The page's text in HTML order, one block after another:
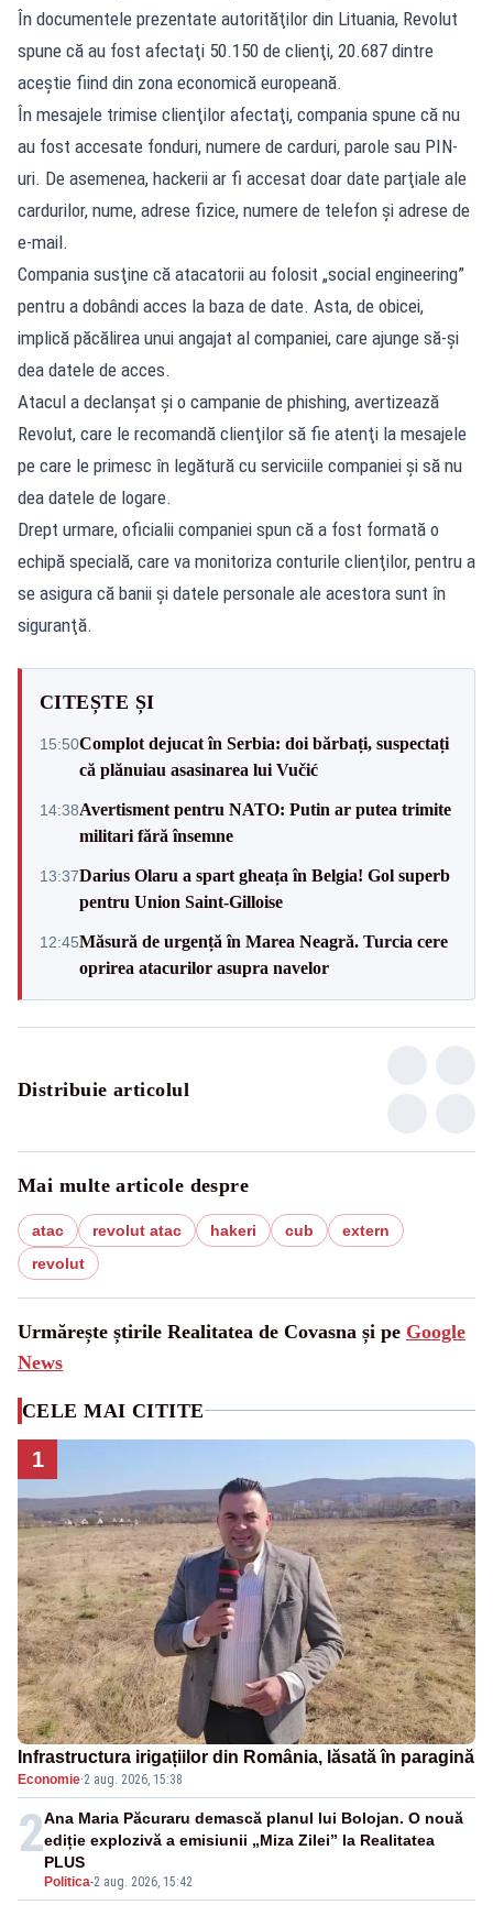
În documentele prezentate autorităţilor din Lituania, Revolut
spune că au fost afectaţi 50.150 de clienţi, 20.687 dintre
aceştie fiind din zona economică europeană.
În mesajele trimise clienţilor afectaţi, compania spune că nu
au fost accesate fonduri, numere de carduri, parole sau PIN-
uri. De asemenea, hackerii ar fi accesat doar date parţiale ale
cardurilor, nume, adrese fizice, numere de telefon şi adrese de
e-mail.
Compania susţine că atacatorii au folosit „social engineering”
pentru a dobândi acces la baza de date. Asta, de obicei,
implică păcălirea unui angajat al companiei, care ajunge să-şi
dea datele de acces.
Atacul a declanşat şi o campanie de phishing, avertizează
Revolut, care le recomandă clienţilor să fie atenţi la mesajele
pe care le primesc în legătură cu serviciile companiei şi să nu
dea datele de logare.
Drept urmare, oficialii companiei spun că a fost formată o
echipă specială, care va monitoriza conturile clienţilor, pentru a
se asigura că banii şi datele personale ale acestora sunt în
siguranţă.
CITEȘTE ȘI
15:50Complot dejucat în Serbia: doi bărbați, suspectați
că plănuiau asasinarea lui Vučić
14:38Avertisment pentru NATO: Putin ar putea trimite
militari fără însemne
13:37Darius Olaru a spart gheața în Belgia! Gol superb
pentru Union Saint-Gilloise
12:45Măsură de urgență în Marea Neagră. Turcia cere
oprirea atacurilor asupra navelor
Distribuie articolul
Mai multe articole despre
atac revolut atac hakeri cub
extern
revolut
Urmărește știrile Realitatea de Covasna și pe Google
News
CELE MAI CITITE
1
Infrastructura irigațiilor din România, lăsată în paragină
Economie·2 aug. 2026, 15:38
2
Politica-2 aug. 2026, 15:42
Ana Maria Păcuraru demască planul lui Bolojan. O nouă
ediție explozivă a emisiunii „Miza Zilei” la Realitatea
PLUS